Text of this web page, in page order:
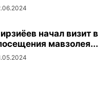
начал визит в
мавзолея...